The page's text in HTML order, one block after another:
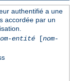
authentifié a une
accordée par un
entité[nom-